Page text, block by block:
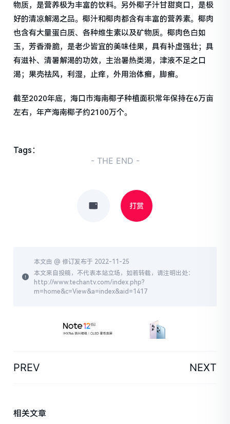
物质，是营养极为丰富的饮料。另外椰子汁甘甜爽口，是极
好的清凉解渴之品。椰汁和椰肉都含有丰富的营养素。椰肉
也含有大量蛋白质、各种维生素以及矿物质。椰肉色白如
玉，芳香滑脆，是老少皆宜的美味佳果，具有补虚强壮；具
有滋补、清暑解渴的功效，主治暑热类渴，津液不足之口
渴；果壳祛风，利湿，止痒，外用治体癣，脚癣。
截至2020年底，海口市海南椰子种植面积常年保持在6万亩
左右，年产海南椰子约2100万个。
Tags：
- THE END -
打赏
本文由 @ 修订发布于 2022-11-25
本文来自投稿，不代表本站立场，如若转载，请注明出处：
http://www.techantv.com/index.php?
m=home&c=View&a=index&aid=1417
PREV NEXT
相关文章